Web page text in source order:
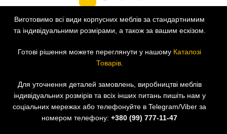
Виготовимо всі види корпусних меблів за стандартнимим
та індивідуальними розмірами, а також за вашим ескізом.
Готові рішення можете переглянути у нашому Каталозі
Товарів.
Для уточнення деталей замовлень, виробництві меблів
індивідуальних розмірів та всіх інших питань пишіть нам у
соціальних мережах або телефонуйте в Telegram/Viber за
номером телефону:+380 (99) 777-11-47